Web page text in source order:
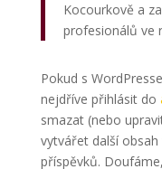
Kocourkově a
profesionálů ve
Pokud s
nejdříve přihlásit do
smazat (nebo
vytvářet další
příspěvků.